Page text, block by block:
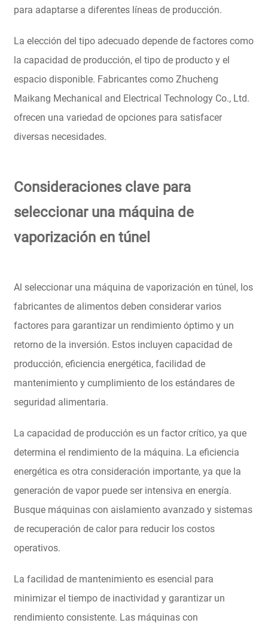
para adaptarse a diferentes líneas de producción.
La elección del tipo adecuado depende de factores como
la capacidad de producción, el tipo de producto y el
espacio disponible. Fabricantes como Zhucheng
Maikang Mechanical and Electrical Technology Co., Ltd.
ofrecen una variedad de opciones para satisfacer
diversas necesidades.
Consideraciones clave para
seleccionar una máquina de
vaporización en túnel
Al seleccionar una máquina de vaporización en túnel, los
fabricantes de alimentos deben considerar varios
factores para garantizar un rendimiento óptimo y un
retorno de la inversión. Estos incluyen capacidad de
producción, eficiencia energética, facilidad de
mantenimiento y cumplimiento de los estándares de
seguridad alimentaria.
La capacidad de producción es un factor crítico, ya que
determina el rendimiento de la máquina. La eficiencia
energética es otra consideración importante, ya que la
generación de vapor puede ser intensiva en energía.
Busque máquinas con aislamiento avanzado y sistemas
de recuperación de calor para reducir los costos
operativos.
La facilidad de mantenimiento es esencial para
minimizar el tiempo de inactividad y garantizar un
rendimiento consistente. Las máquinas con